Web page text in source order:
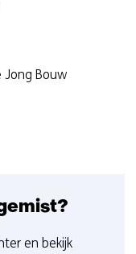
Jong Bouw
en bekijk